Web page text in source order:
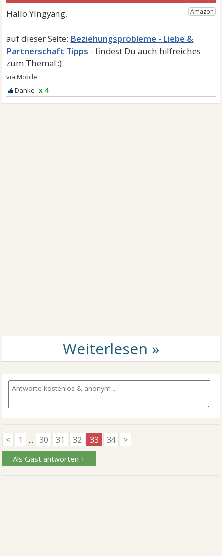
Beziehungsprobleme - Liebe &
Partnerschaft Tipps
x 4
< 1 ... 30 31 32 33 34 >
Als Gast antworten +